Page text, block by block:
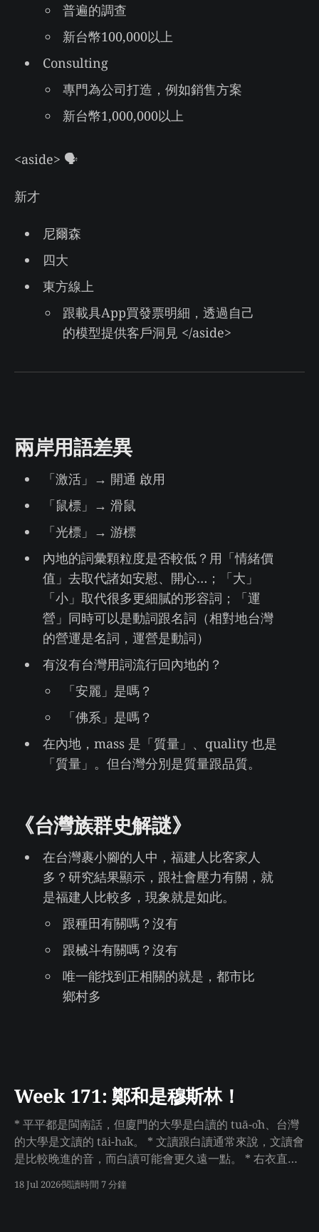
普遍的調查
新台幣100,000以上
Consulting
專門為公司打造，例如銷售方案
新台幣1,000,000以上
<aside> 🗣
新才
尼爾森
四大
東方線上
跟載具App買發票明細，透過自己
的模型提供客戶洞見 </aside>
兩岸用語差異
「激活」→ 開通 啟用
「鼠標」→ 滑鼠
「光標」→ 游標
內地的詞彙顆粒度是否較低？用「情緒價
值」去取代諸如安慰、開心…；「大」
「小」取代很多更細膩的形容詞；「運
營」同時可以是動詞跟名詞（相對地台灣
的營運是名詞，運營是動詞）
有沒有台灣用詞流行回內地的？
「安麗」是嗎？
「佛系」是嗎？
在內地，mass 是「質量」、quality 也是
「質量」。但台灣分別是質量跟品質。
《台灣族群史解謎》
在台灣裹小腳的人中，福建人比客家人
多？研究結果顯示，跟社會壓力有關，就
是福建人比較多，現象就是如此。
跟種田有關嗎？沒有
跟械斗有關嗎？沒有
唯一能找到正相關的就是，都市比
鄉村多
Week 171: 鄭和是穆斯林！
* 平平都是閩南話，但廈門的大學是白讀的 tuā-o̍h、台灣
的大學是文讀的 tāi-ha̍k。 * 文讀跟白讀通常來說，文讀會
是比較晚進的音，而白讀可能會更久遠一點。 * 右衣直接
很好讀啊） * 直接比較了四本心理學中關於「記憶」的內
18 Jul 2026閱讀時間 7 分鐘